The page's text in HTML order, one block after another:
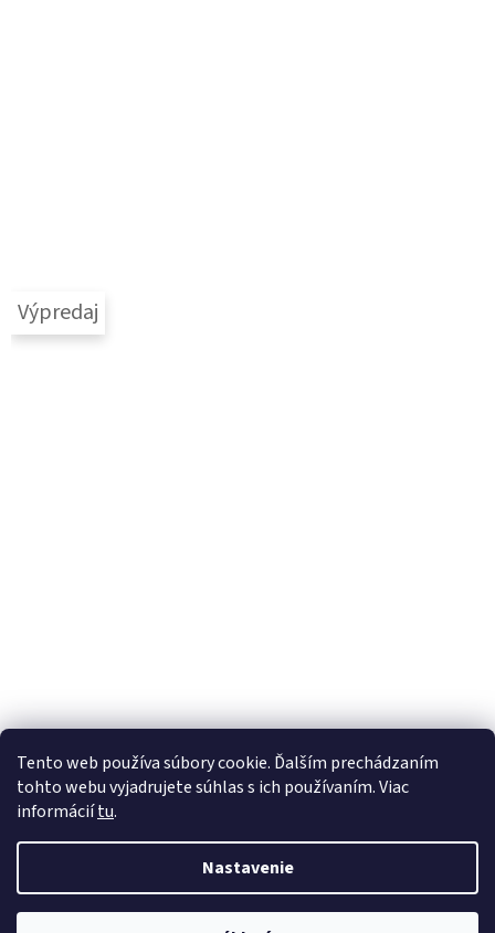
Tento web používa súbory cookie. Ďalším prechádzaním
tohto webu vyjadrujete súhlas s ich používaním. Viac
informáciítu.
Nastavenie
Výpredaj
Vytvoril Shoptet